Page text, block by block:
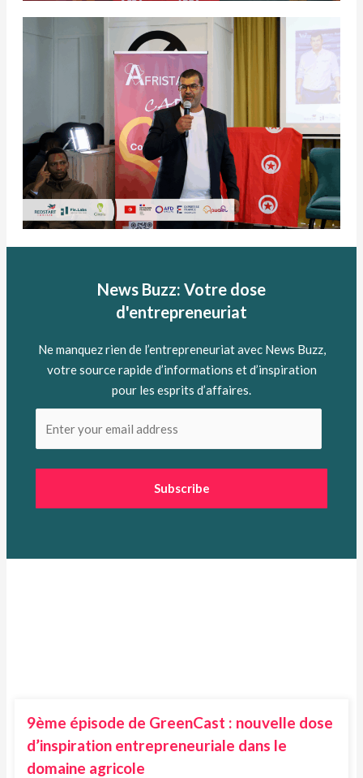
News Buzz: Votre dose
d'entrepreneuriat
Ne manquez rien de l’entrepreneuriat avec News Buzz,
votre source rapide d’informations et d’inspiration
pour les esprits d’affaires.
Subscribe
9ème épisode de GreenCast : nouvelle dose
d’inspiration entrepreneuriale dans le
domaine agricole